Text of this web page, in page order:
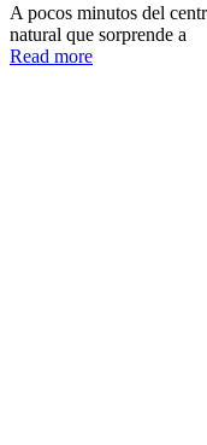
A pocos minutos del
natural que sorprende a
Read more